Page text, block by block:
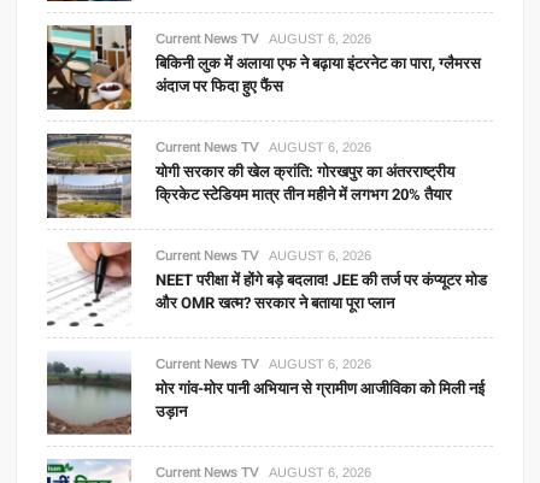
Current News TV AUGUST 6, 2026
बिकिनी लुक में अलाया एफ ने बढ़ाया इंटरनेट का पारा, ग्लैमरस
अंदाज पर फिदा हुए फैंस
Current News TV AUGUST 6, 2026
योगी सरकार की खेल क्रांति: गोरखपुर का अंतरराष्ट्रीय
क्रिकेट स्टेडियम मात्र तीन महीने में लगभग 20% तैयार
Current News TV AUGUST 6, 2026
NEET परीक्षा में होंगे बड़े बदलाव! JEE की तर्ज पर कंप्यूटर मोड
और OMR खत्म? सरकार ने बताया पूरा प्लान
Current News TV AUGUST 6, 2026
मोर गांव-मोर पानी अभियान से ग्रामीण आजीविका को मिली नई
उड़ान
Current News TV AUGUST 6, 2026